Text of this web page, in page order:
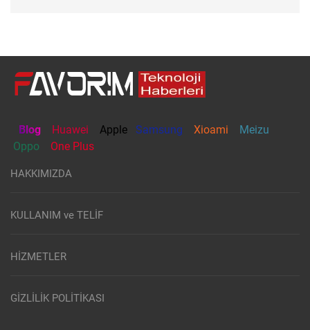
Blog Huawei Apple Samsung Xioami
Meizu
Oppo
One Plus
HAKKIMIZDA
KULLANIM ve TELİF
HİZMETLER
GİZLİLİK POLİTİKASI